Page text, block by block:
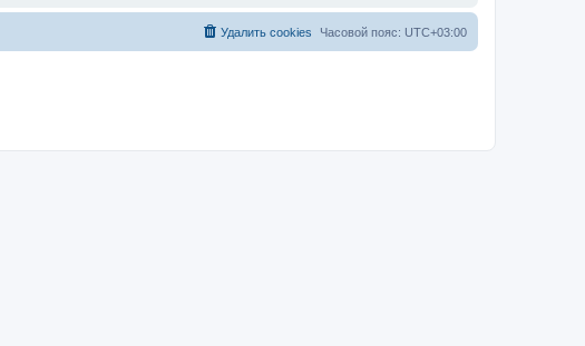
Часовой пояс: UTC+03:00
Удалить cookies